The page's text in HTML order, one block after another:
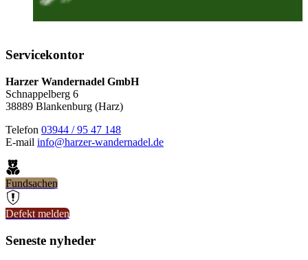
Servicekontor
Harzer Wandernadel GmbH
Schnappelberg 6
38889 Blankenburg (Harz)
Telefon 03944 / 95 47 148
E-mail info@harzer-wandernadel.de
Fundsachen
Defekt melden
Seneste nyheder